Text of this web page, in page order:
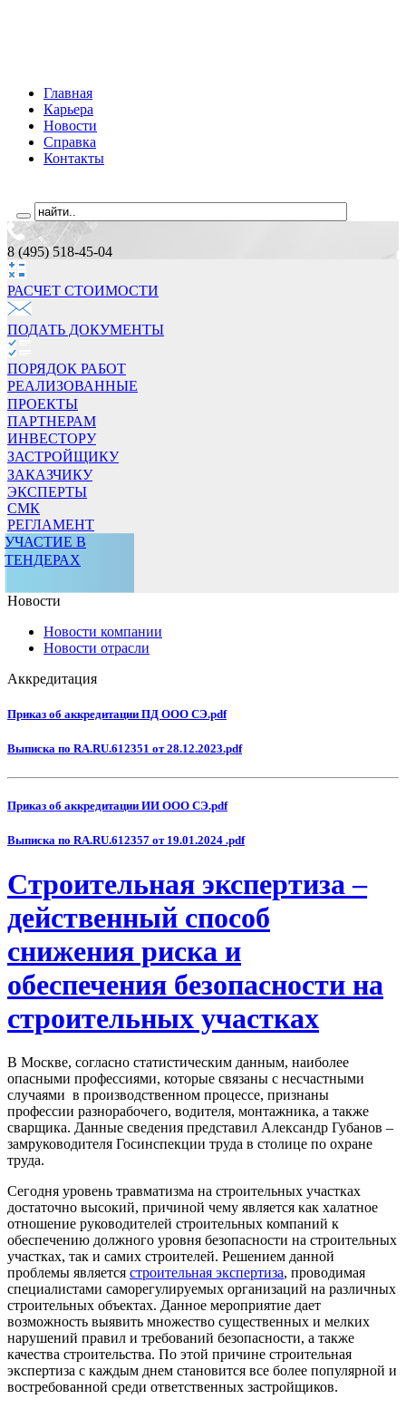
Главная
Карьера
Новости
Справка
Контакты
8 (495) 518-45-04
РАСЧЕТ СТОИМОCТИ
ПОДАТЬ ДОКУМЕНТЫ
ПОРЯДОК РАБОТ
РЕАЛИЗОВАННЫЕ
ПРОЕКТЫ
ПАРТНЕРАМ
ИНВЕСТОРУ
ЗАСТРОЙЩИКУ
ЗАКАЗЧИКУ
ЭКСПЕРТЫ
СМК
РЕГЛАМЕНТ
УЧАСТИЕ В
ТЕНДЕРАХ
Новости
Новости компании
Новости отрасли
Аккредитация
Приказ об аккредитации ПД ООО СЭ.pdf
Выписка по RA.RU.612351 от 28.12.2023.pdf
Приказ об аккредитации ИИ ООО СЭ.pdf
Выписка по RA.RU.612357 от 19.01.2024 .pdf
Строительная экспертиза –
действенный способ
снижения риска и
обеспечения безопасности на
строительных участках
В Москве, согласно статистическим данным, наиболее
опасными профессиями, которые связаны с несчастными
случаями в производственном процессе, признаны
профессии разнорабочего, водителя, монтажника, а также
сварщика. Данные сведения представил Александр Губанов –
замруководителя Госинспекции труда в столице по охране
труда.
Сегодня уровень травматизма на строительных участках
достаточно высокий, причиной чему является как халатное
отношение руководителей строительных компаний к
обеспечению должного уровня безопасности на строительных
участках, так и самих строителей. Решением данной
проблемы является строительная экспертиза, проводимая
специалистами саморегулируемых организаций на различных
строительных объектах. Данное мероприятие дает
возможность выявить множество существенных и мелких
нарушений правил и требований безопасности, а также
качества строительства. По этой причине строительная
экспертиза с каждым днем становится все более популярной и
востребованной среди ответственных застройщиков.